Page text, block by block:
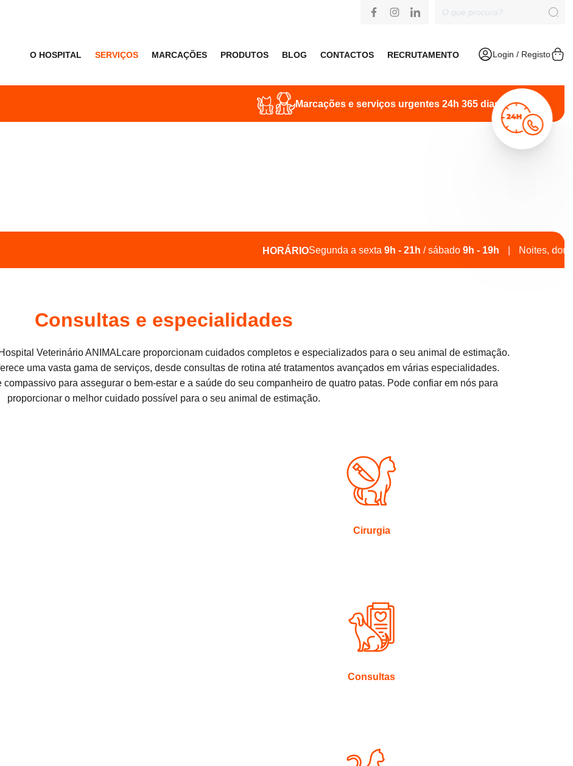
O HOSPITAL SERVIÇOS MARCAÇÕES PRODUTOS BLOG CONTACTOS RECRUTAMENTO Login / Registo
Marcações e serviços urgentes 24h 365 dias +351 229 547 122 +351
Segunda a sexta9h - 21h/ sábado 9h - 19h | Noites, domingos e
Consultas e especialidades
Veterinário ANIMALcare proporcionam cuidados completos e especializados para o seu animal de estimação.
uma vasta gama de serviços, desde consultas de rotina até tratamentos avançados em várias especialidades.
para assegurar o bem-estar e a saúde do seu companheiro de quatro patas. Pode confiar em nós para
proporcionar o melhor cuidado possível para o seu animal de estimação.
Cirurgia
Consultas